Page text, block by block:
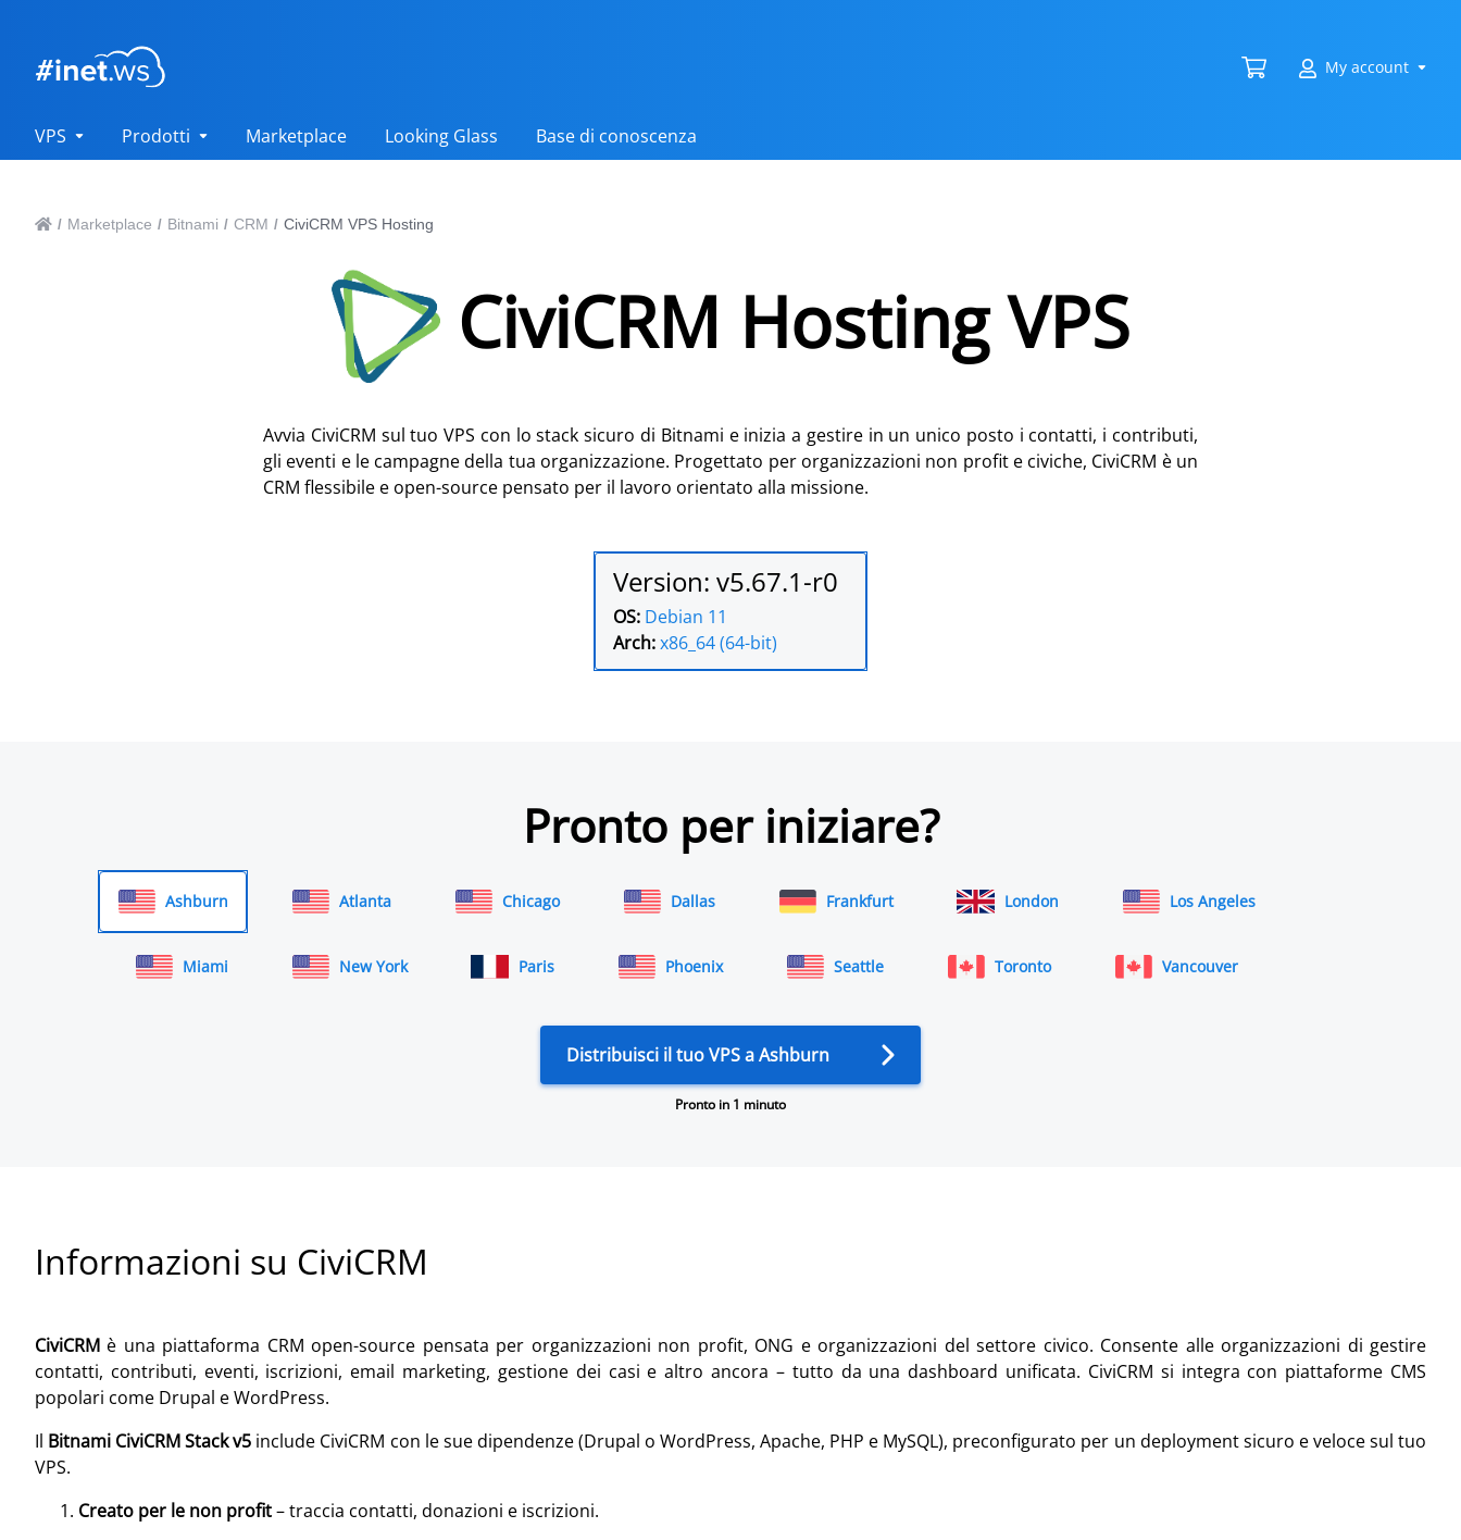
My account
VPS Prodotti Marketplace Looking Glass Base di conoscenza
/ Marketplace / Bitnami / CRM / CiviCRM VPS Hosting
CiviCRM Hosting VPS
Avvia CiviCRM sul tuo VPS con lo stack sicuro di Bitnami e inizia a gestire in un unico posto i contatti, i contributi,
gli eventi e le campagne della tua organizzazione. Progettato per organizzazioni non profit e civiche, CiviCRM è un
CRM flessibile e open-source pensato per il lavoro orientato alla missione.
Version: v5.67.1-r0
OS: Debian 11
Arch:x86_64 (64-bit)
Pronto per iniziare?
Ashburn Atlanta Chicago Dallas Frankfurt London Los Angeles
Miami New York Paris Phoenix Seattle Toronto Vancouver
Distribuisci il tuo VPS a Ashburn
Pronto in 1 minuto
Informazioni su CiviCRM
CiviCRM è una piattaforma CRM open-source pensata per organizzazioni non profit, ONG e organizzazioni del settore civico. Consente alle organizzazioni di gestire
contatti, contributi, eventi, iscrizioni, email marketing, gestione dei casi e altro ancora – tutto da una dashboard unificata. CiviCRM si integra con piattaforme CMS
popolari come Drupal e WordPress.
Il Bitnami CiviCRM Stack v5 include CiviCRM con le sue dipendenze (Drupal o WordPress, Apache, PHP e MySQL), preconfigurato per un deployment sicuro e veloce sul tuo
VPS.
Creato per le non profit– traccia contatti, donazioni e iscrizioni.